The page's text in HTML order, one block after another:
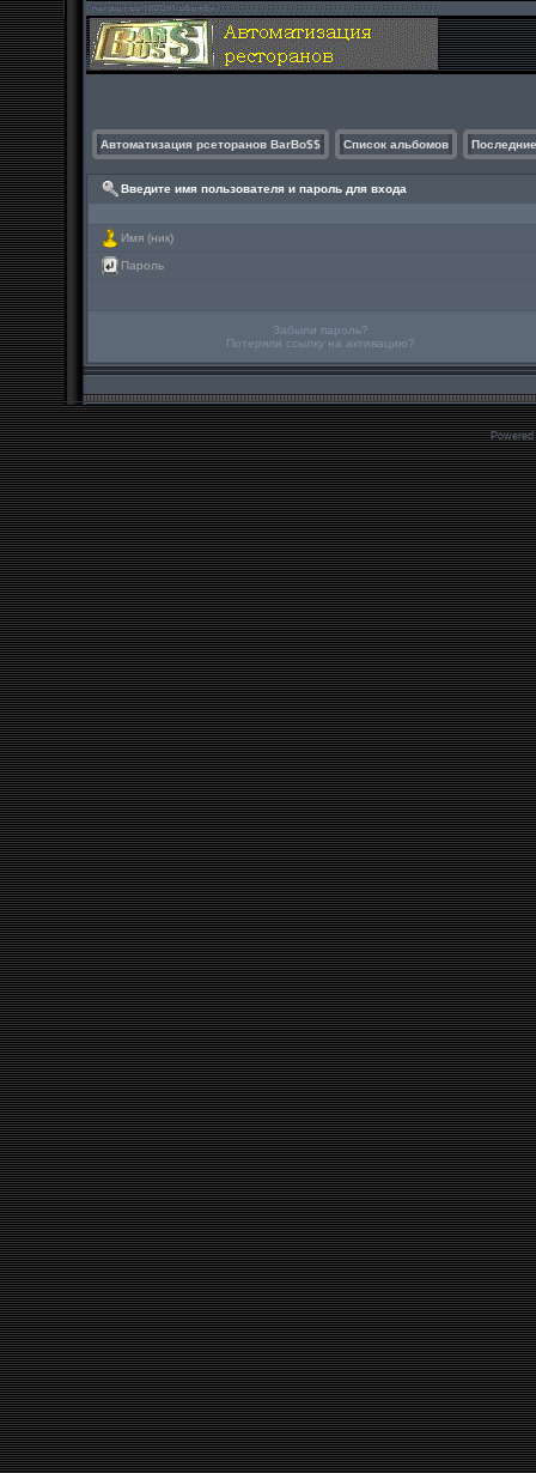
Автоматизация рсеторанов BarBo$$ Список альбомов
Введите имя пользователя и пароль для входа
Имя (ник)
Пароль
Забыли пароль?
Потеряли ссылку на активацию?